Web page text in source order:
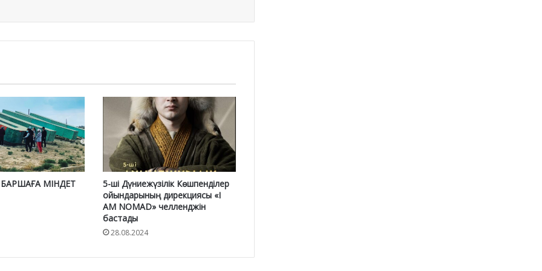
МІНДЕТ
5-ші Дүниежүзілік Көшпенділер
ойындарының дирекциясы «I
AM NOMAD» челленджін
бастады
28.08.2024